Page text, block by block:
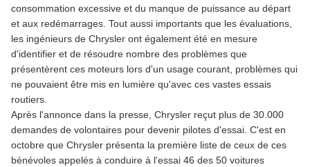
consommation excessive et du manque de puissance au départ
et aux redémarrages. Tout aussi importants que les évaluations,
les ingénieurs de Chrysler ont également été en mesure
d'identifier et de résoudre nombre des problèmes que
présentèrent ces moteurs lors d'un usage courant, problèmes qui
ne pouvaient être mis en lumière qu'avec ces vastes essais
routiers.
Après l'annonce dans la presse, Chrysler reçut plus de 30.000
demandes de volontaires pour devenir pilotes d'essai. C'est en
octobre que Chrysler présenta la première liste de ceux de ces
bénévoles appelés à conduire à l'essai 46 des 50 voitures